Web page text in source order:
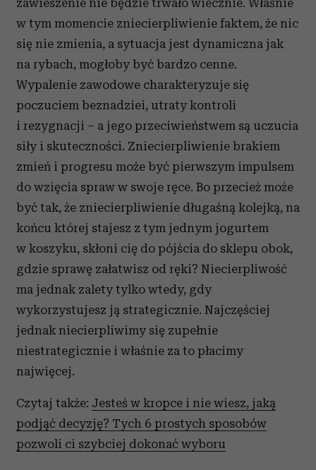
zawieszenie nie będzie trwało wiecznie. Właśnie
w tym momencie zniecierpliwienie faktem, że nic
się nie zmienia, a sytuacja jest dynamiczna jak
na rybach, mogłoby być bardzo cenne.
Wypalenie zawodowe charakteryzuje się
poczuciem beznadziei, utraty kontroli
i rezygnacji – a jego przeciwieństwem są uczucia
siły i skuteczności. Zniecierpliwienie brakiem
zmień i progresu może być pierwszym impulsem
do wzięcia spraw w swoje ręce. Bo przecież może
być tak, że zniecierpliwienie długaśną kolejką, na
końcu której stajesz z tym jednym jogurtem
w koszyku, skłoni cię do pójścia do sklepu obok,
gdzie sprawę załatwisz od ręki? Niecierpliwość
ma jednak zalety tylko wtedy, gdy
wykorzystujesz ją strategicznie. Najczęściej
jednak niecierpliwimy się zupełnie
niestrategicznie i właśnie za to płacimy
najwięcej.
Czytaj także: Jesteś w kropce i nie wiesz, jaką
podjąć decyzję? Tych 6 prostych sposobów
pozwoli ci szybciej dokonać wyboru